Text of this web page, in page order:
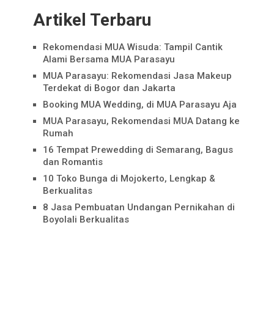
Artikel Terbaru
Rekomendasi MUA Wisuda: Tampil Cantik
Alami Bersama MUA Parasayu
MUA Parasayu: Rekomendasi Jasa Makeup
Terdekat di Bogor dan Jakarta
Booking MUA Wedding, di MUA Parasayu Aja
MUA Parasayu, Rekomendasi MUA Datang ke
Rumah
16 Tempat Prewedding di Semarang, Bagus
dan Romantis
10 Toko Bunga di Mojokerto, Lengkap &
Berkualitas
8 Jasa Pembuatan Undangan Pernikahan di
Boyolali Berkualitas